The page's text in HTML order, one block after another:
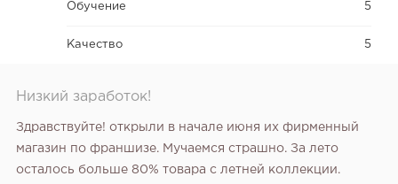
Обучение 5
Качество 5
Низкий заработок!
Здравствуйте! открыли в начале июня их фирменный
магазин по франшизе. Мучаемся страшно. За лето
осталось больше 80% товара с летней коллекции.